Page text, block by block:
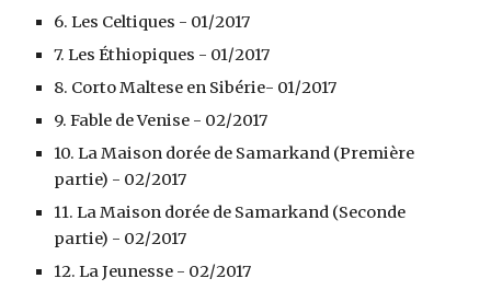
6. Les Celtiques - 01/2017
7. Les Éthiopiques - 01/2017
8. Corto Maltese en Sibérie- 01/2017
9. Fable de Venise - 02/2017
10. La Maison dorée de Samarkand (Première
partie) - 02/2017
11. La Maison dorée de Samarkand (Seconde
partie) - 02/2017
12. La Jeunesse - 02/2017